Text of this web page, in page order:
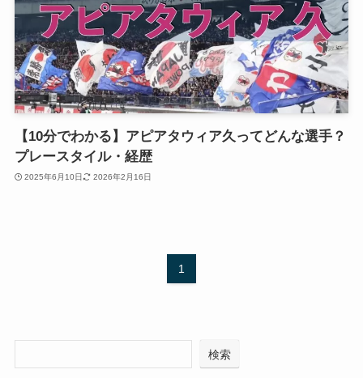
【10分でわかる】アピアタウィア久ってどんな選手？
プレースタイル・経歴
2025年6月10日 2026年2月16日
1
検索